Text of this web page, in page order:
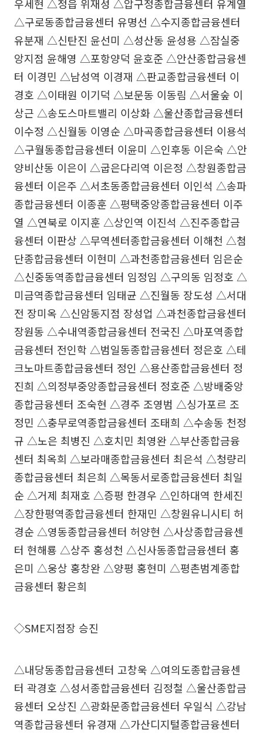
우세현 △정읍 위재성 △압구정종합금융센터 유계열
△구로동종합금융센터 유명선 △수지종합금융센터
유분재 △신탄진 윤선미 △성산동 윤성용 △잠실중
앙지점 윤해영 △포항양덕 윤호준 △안산종합금융센
터 이경민 △남성역 이경재 △판교종합금융센터 이
경호 △이태원 이기덕 △보문동 이동림 △서울숲 이
상근 △송도스마트밸리 이상화 △울산종합금융센터
이수정 △신월동 이영순 △마곡종합금융센터 이용석
△구월동종합금융센터 이윤미 △인후동 이은숙 △안
양비산동 이은이 △굽은다리역 이은정 △창원종합금
융센터 이은주 △서초동종합금융센터 이인석 △송파
종합금융센터 이종훈 △평택중앙종합금융센터 이주
열 △연북로 이지훈 △상인역 이진석 △진주종합금
융센터 이판상 △무역센터종합금융센터 이해천 △첨
단종합금융센터 이현미 △과천종합금융센터 임은순
△신중동역종합금융센터 임정임 △구의동 임정호 △
미금역종합금융센터 임태균 △진월동 장도성 △서대
전 장미옥 △신암동지점 장성업 △과천종합금융센터
장원동 △수내역종합금융센터 전국진 △마포역종합
금융센터 전인학 △범일동종합금융센터 정은호 △테
크노마트종합금융센터 정인 △용산종합금융센터 정
진희 △의정부중앙종합금융센터 정호준 △방배중앙
종합금융센터 조숙현 △경주 조영범 △싱가포르 조
정민 △충무로역종합금융센터 조태희 △수송동 천정
규 △노은 최병진 △호치민 최영완 △부산종합금융
센터 최옥희 △보라매종합금융센터 최은석 △청량리
종합금융센터 최은희 △목동서로종합금융센터 최일
순 △거제 최재호 △증평 한경우 △인하대역 한세진
△장한평역종합금융센터 한재민 △창원유니시티 허
경순 △영동종합금융센터 허양현 △사상종합금융센
터 현해룡 △상주 홍성천 △신사동종합금융센터 홍
은미 △웅상 홍창완 △양평 홍현미 △평촌범계종합
금융센터 황은희
◇SME지점장 승진
△내당동종합금융센터 고창욱 △여의도종합금융센
터 곽경호 △성서종합금융센터 김정철 △울산종합금
융센터 오상진 △광화문종합금융센터 우일식 △강남
역종합금융센터 유경재 △가산디지털종합금융센터